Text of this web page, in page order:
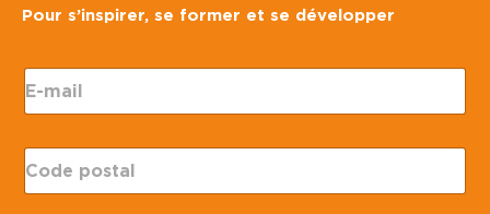
Pour s’inspirer, se former et se développer
E
-
m
l
*
C
o
d